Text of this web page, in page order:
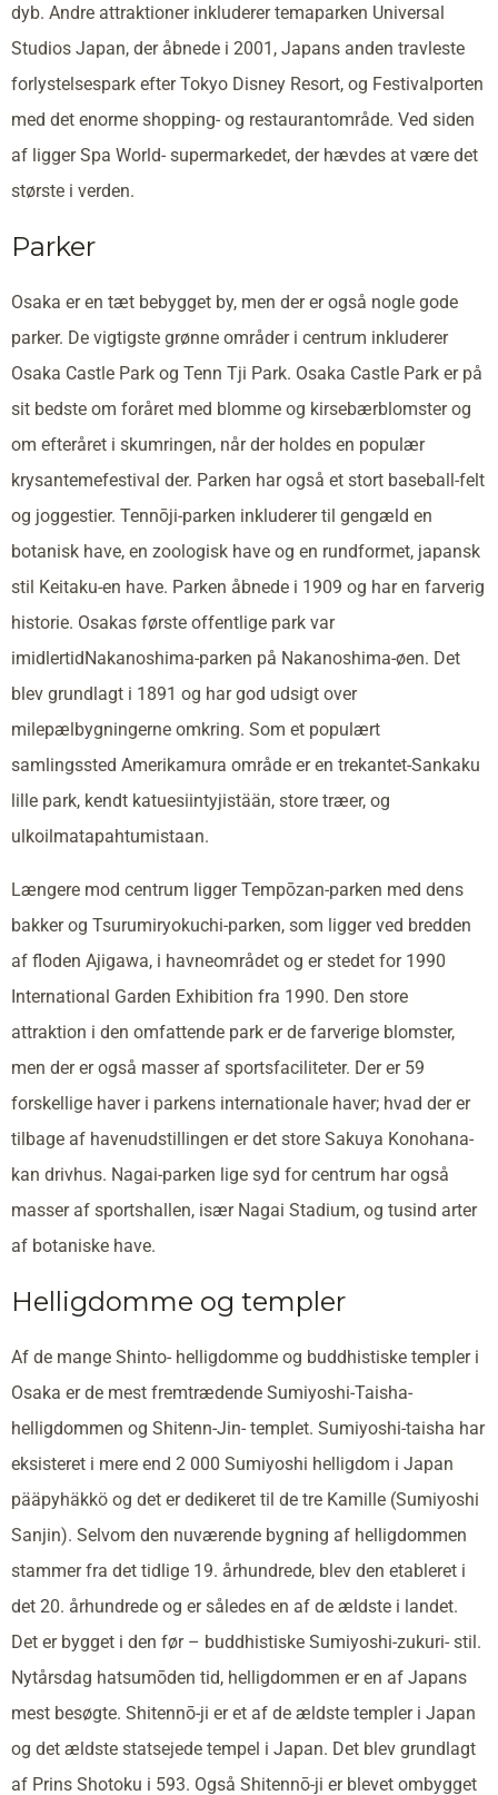
dyb. Andre attraktioner inkluderer temaparken Universal
Studios Japan, der åbnede i 2001, Japans anden travleste
forlystelsespark efter Tokyo Disney Resort, og Festivalporten
med det enorme shopping- og restaurantområde. Ved siden
af ligger Spa World- supermarkedet, der hævdes at være det
største i verden.
Parker
Osaka er en tæt bebygget by, men der er også nogle gode
parker. De vigtigste grønne områder i centrum inkluderer
Osaka Castle Park og Tenn Tji Park. Osaka Castle Park er på
sit bedste om foråret med blomme og kirsebærblomster og
om efteråret i skumringen, når der holdes en populær
krysantemefestival der. Parken har også et stort baseball-felt
og joggestier. Tennōji-parken inkluderer til gengæld en
botanisk have, en zoologisk have og en rundformet, japansk
stil Keitaku-en have. Parken åbnede i 1909 og har en farverig
historie. Osakas første offentlige park var
imidlertidNakanoshima-parken på Nakanoshima-øen. Det
blev grundlagt i 1891 og har god udsigt over
milepælbygningerne omkring. Som et populært
samlingssted Amerikamura område er en trekantet-Sankaku
lille park, kendt katuesiintyjistään, store træer, og
ulkoilmatapahtumistaan.
Længere mod centrum ligger Tempōzan-parken med dens
bakker og Tsurumiryokuchi-parken, som ligger ved bredden
af floden Ajigawa, i havneområdet og er stedet for 1990
International Garden Exhibition fra 1990. Den store
attraktion i den omfattende park er de farverige blomster,
men der er også masser af sportsfaciliteter. Der er 59
forskellige haver i parkens internationale haver; hvad der er
tilbage af havenudstillingen er det store Sakuya Konohana-
kan drivhus. Nagai-parken lige syd for centrum har også
masser af sportshallen, især Nagai Stadium, og tusind arter
af botaniske have.
Helligdomme og templer
Af de mange Shinto- helligdomme og buddhistiske templer i
Osaka er de mest fremtrædende Sumiyoshi-Taisha-
helligdommen og Shitenn-Jin- templet. Sumiyoshi-taisha har
eksisteret i mere end 2 000 Sumiyoshi helligdom i Japan
pääpyhäkkö og det er dedikeret til de tre Kamille (Sumiyoshi
Sanjin). Selvom den nuværende bygning af helligdommen
stammer fra det tidlige 19. århundrede, blev den etableret i
det 20. århundrede og er således en af de ældste i landet.
Det er bygget i den før – buddhistiske Sumiyoshi-zukuri- stil.
Nytårsdag hatsumōden tid, helligdommen er en af Japans
mest besøgte. Shitennō-ji er et af de ældste templer i Japan
og det ældste statsejede tempel i Japan. Det blev grundlagt
af Prins Shotoku i 593. Også Shitennō-ji er blevet ombygget